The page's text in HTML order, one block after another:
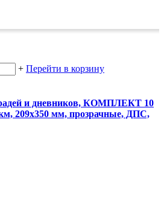
+ Перейти в корзину
и дневников, КОМПЛЕКТ 10
209х350 мм, прозрачные, ДПС,